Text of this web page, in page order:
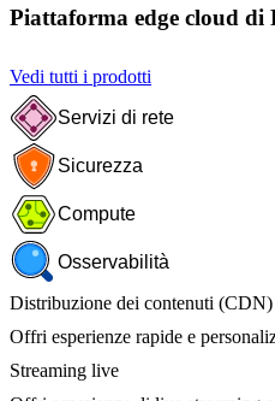
Piattaforma edge cloud di
Vedi tutti i prodotti
Servizi di rete
Sicurezza
Compute
Osservabilità
Distribuzione dei contenuti (CDN)
Offri esperienze rapide e
Streaming live